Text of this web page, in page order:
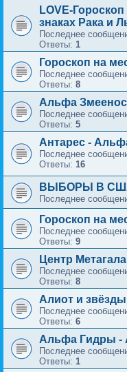
LOVE-
знаках Рака и
Последнее
Ответы: 1
Гороскоп на
Последнее
Ответы: 8
Альфа
Последнее
Ответы: 5
Антарес -
Последнее
Ответы: 16
ВЫБОРЫ В США
Последнее
Гороскоп на
Последнее
Ответы: 9
Центр
Последнее
Ответы: 8
Алиот и
Последнее
Ответы: 6
Альфа Гидры -
Последнее
Ответы: 1